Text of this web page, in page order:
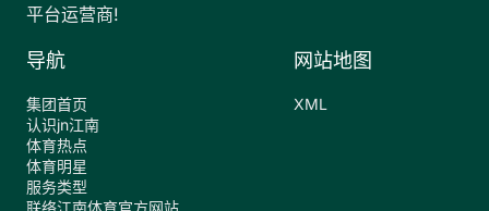
平台运营商!
导航
集团首页
认识jn江南
体育热点
体育明星
服务类型
联络江南体育官方网站
网站地图
XML